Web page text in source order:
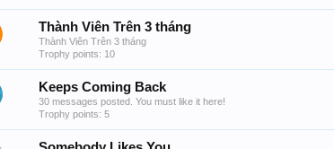
Thành Viên Trên 3 tháng
Thành Viên Trên 3 tháng
Trophy points: 10
Keeps Coming Back
30 messages posted. You must like it here!
Trophy points: 5